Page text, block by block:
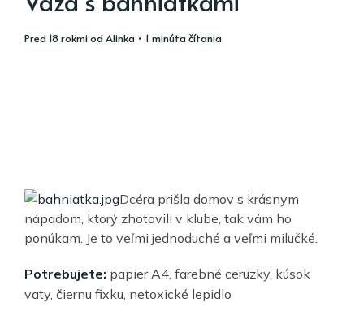
pred 18 rokmiodAlinka • 1 minúta čítania
Dcéra prišla domov s krásnym
nápadom, ktorý zhotovili v klube, tak vám ho
ponúkam. Je to veľmi jednoduché a veľmi milučké.
Potrebujete: papier A4, farebné ceruzky, kúsok
vaty, čiernu fixku, netoxické lepidlo